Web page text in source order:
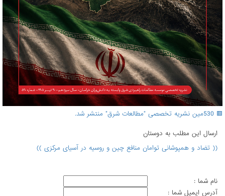
🟥 530مین نشریه تخصصی "مطالعات شرق" منتشر شد.
ارسال اين مطلب به دوستان
(( تضاد و همپوشانی توامان منافع چین و روسیه در آسیای مرکزی ))
نام شما :
آدرس ايميل شما :